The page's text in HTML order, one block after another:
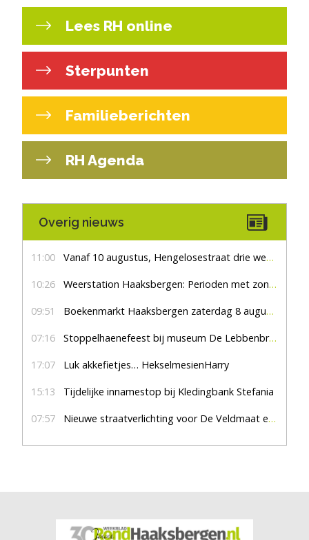
Lees RH online
Sterpunten
Familieberichten
RH Agenda
Overig nieuws
11:00 Vanaf 10 augustus, Hengelosestraat drie weken dicht voor doorgaand verkeer
10:26 Weerstation Haaksbergen: Perioden met zon en droog
09:51 Boekenmarkt Haaksbergen zaterdag 8 augustus, marktplein Haaksbergen
07:16 Stoppelhaenefeest bij museum De Lebbenbrugge
17:07 Luk akkefietjes… HekselmesienHarry
15:13 Tijdelijke innamestop bij Kledingbank Stefania
07:57 Nieuwe straatverlichting voor De Veldmaat en De Pas